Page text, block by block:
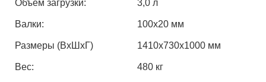
Объем загрузки: 3,0 л
Валки: 100х20 мм
Размеры (ВхШхГ) 1410х730х1000 мм
Вес: 480 кг